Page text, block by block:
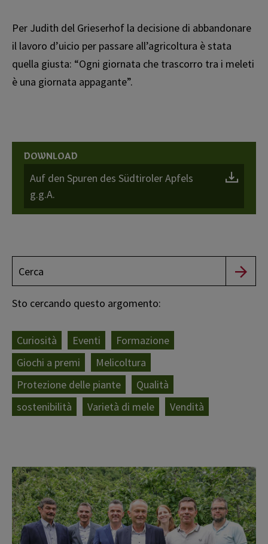
Per Judith del Grieserhof la decisione di abbandonare
il lavoro d’ufficio per passare all’agricoltura è stata
quella giusta: “Ogni giornata che trascorro tra i meleti
è una giornata appagante”.
DOWNLOAD
Auf den Spuren des Südtiroler Apfels
g.g.A.
Sto cercando questo argomento:
Curiosità Eventi
Formazione
Giochi a premi
Melicoltura
Protezione delle piante
Qualità
sostenibilità
Varietà di mele Vendità